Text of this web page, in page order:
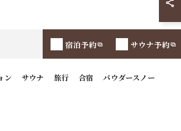
宿泊予約 サウナ予約
ン サウナ 旅行 合宿
パウダースノー